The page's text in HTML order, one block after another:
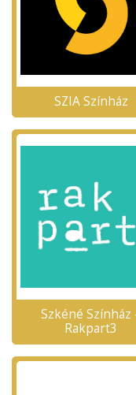
SZIA Színház
Szkéné Színház
Rakpart3